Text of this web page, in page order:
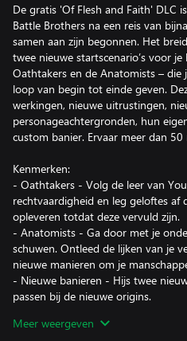
De gratis 'Of Flesh and Faith' DLC
Battle Brothers na een reis van
samen aan zijn begonnen. Het
twee nieuwe startscenario’s voor
Oathtakers en de Anatomists – die
loop van begin tot einde geven.
werkingen, nieuwe uitrustingen,
personageachtergronden, hun
custom banier. Ervaar meer dan
Kenmerken:
- Oathtakers - Volg de leer van
rechtvaardigheid en leg geloftes af
opleveren totdat deze vervuld zijn.
- Anatomists - Ga door met je
schuwen. Ontleed de lijken van je
nieuwe manieren om je
- Nieuwe banieren - Hijs twee
passen bij de nieuwe origins.
die jouw gekozen origins baten.
Meer weergeven